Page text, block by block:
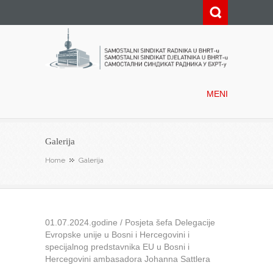
MENI
Galerija
Home Galerija
01.07.2024.godine / Posjeta šefa Delegacije
Evropske unije u Bosni i Hercegovini i
specijalnog predstavnika EU u Bosni i
Hercegovini ambasadora Johanna Sattlera